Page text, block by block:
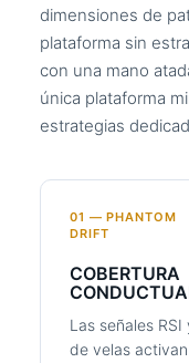
dimensiones de
plataforma sin
con una mano
única plataforma
estrategias
01 — PHANTOM
DRIFT
COBERTURA
Las señales RSI
de velas activan